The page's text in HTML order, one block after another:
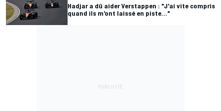
Hadjar a dû aider Verstappen : "J'ai vite compris
quand ils m'ont laissé en piste..."